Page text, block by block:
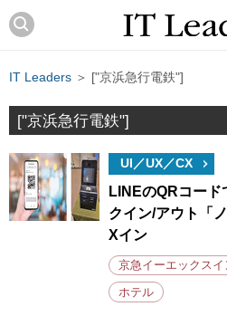
IT Leaders ＞ ["京浜急行電鉄"]
["京浜急行電鉄"]
UI／UX／CX
LINEのQRコード
クイン/アウト「
Xイン
京急イーエックスイ
ホテル